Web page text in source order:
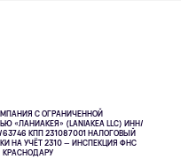
С ОГРАНИЧЕННОЙ
«ЛАНИАКЕЯ» (LANIAKEA LLC) ИНН/
КПП 231087001НАЛОГОВЫЙ
НА УЧЁТ 2310 — ИНСПЕКЦИЯ ФНС
КРАСНОДАРУ